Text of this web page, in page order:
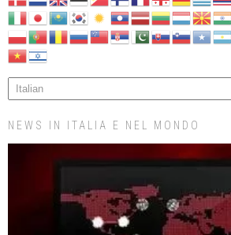
NEWS IN ITALIA E NEL MONDO